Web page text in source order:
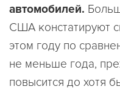
автомобилей.
США констатируют
этом году по
не меньше года,
повысится до хотя